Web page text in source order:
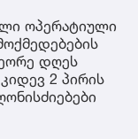
ოპერატიული
დღეს
2 პირის